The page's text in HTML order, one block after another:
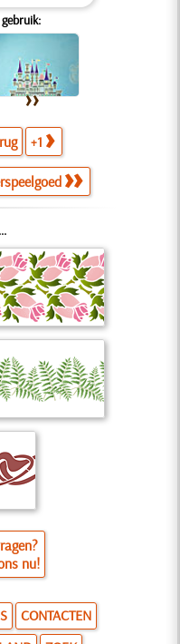
+1
nu!
CONTACTEN